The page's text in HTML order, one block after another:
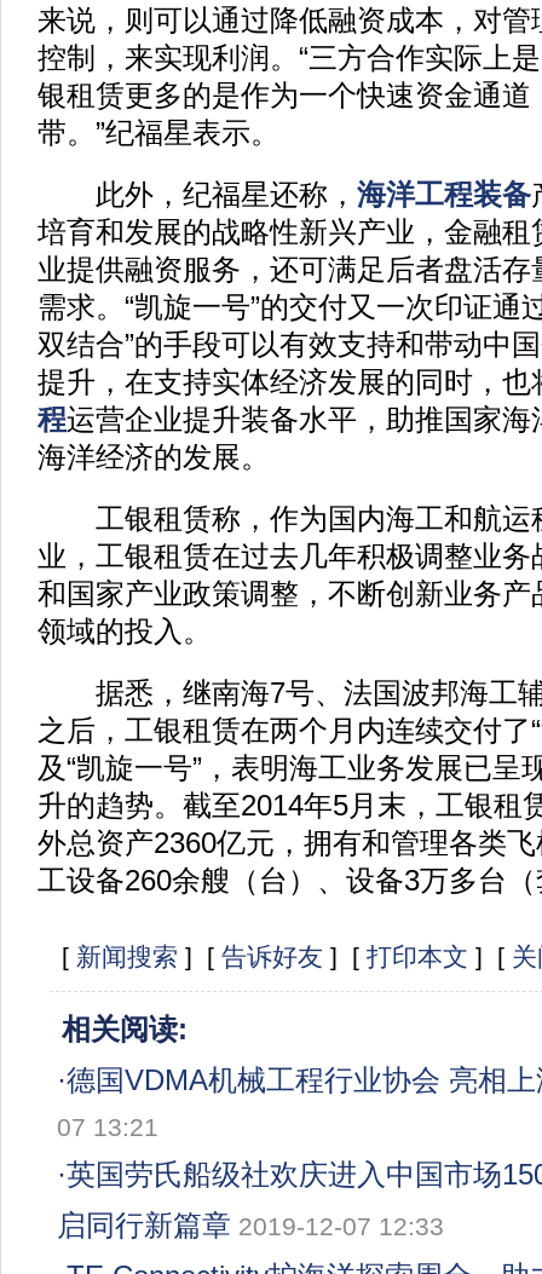
来说，则可以通过降低融资成本，对
控制，来实现利润。“三方合作实际上
银租赁更多的是作为一个快速资金通
带。”纪福星表示。
此外，纪福星还称， 海洋工程装备
培育和发展的战略性新兴产业，金融
业提供融资服务，还可满足后者盘活
需求。“凯旋一号”的交付又一次印证通
双结合”的手段可以有效支持和带动中
提升，在支持实体经济发展的同时，也
程运营企业提升装备水平，助推国家
海洋经济的发展。
工银租赁称，作为国内海工和航运
业，工银租赁在过去几年积极调整业
和国家产业政策调整，不断创新业务
领域的投入。
据悉，继南海7号、法国波邦海工
之后，工银租赁在两个月内连续交付了
及“凯旋一号”，表明海工业务发展已呈
升的趋势。截至2014年5月末，工银租
外总资产2360亿元，拥有和管理各类
工设备260余艘（台）、设备3万多台
[ 新闻搜索 ] [ 告诉好友 ] [ 打印本文 ] [
相关阅读:
·德国VDMA机械工程行业协会 亮相
07 13:21
·英国劳氏船级社欢庆进入中国市场
启同行新篇章 2019-12-07 12:33